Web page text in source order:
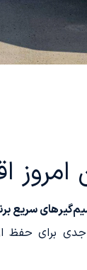
سریع
برای حفظ